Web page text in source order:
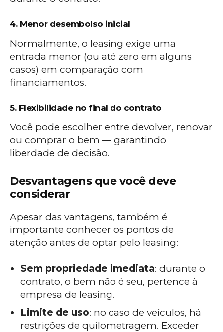
4. Menor desembolso inicial
Normalmente, o leasing exige uma
entrada menor (ou até zero em alguns
casos) em comparação com
financiamentos.
5. Flexibilidade no final do contrato
Você pode escolher entre devolver, renovar
ou comprar o bem — garantindo
liberdade de decisão.
Desvantagens que você deve
considerar
Apesar das vantagens, também é
importante conhecer os pontos de
atenção antes de optar pelo leasing:
Sem propriedade imediata: durante o
contrato, o bem não é seu, pertence à
empresa de leasing.
Limite de uso: no caso de veículos, há
restrições de quilometragem. Exceder